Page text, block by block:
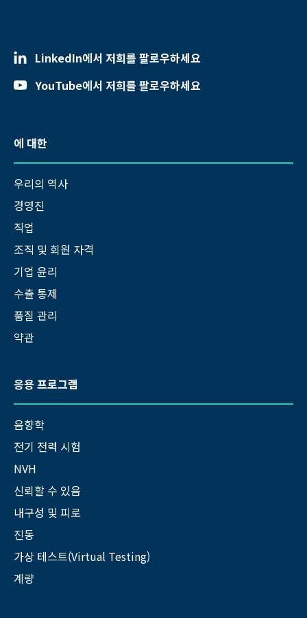
LinkedIn에서 저희를 팔로우하세요
YouTube에서 저희를 팔로우하세요
에 대한
우리의 역사
경영진
직업
조직 및 회원 자격
기업 윤리
수출 통제
품질 관리
약관
응용 프로그램
음향학
전기 전력 시험
NVH
신뢰할 수 있음
내구성 및 피로
진동
가상 테스트(Virtual Testing)
계량